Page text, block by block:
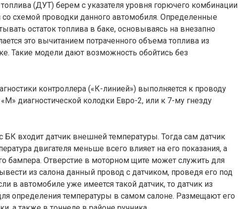
(ДУТ) берем с указателя уровня горючего комбинации
со схемой проводки данного автомобиля. Определенные
остаток топлива в баке, основываясь на внезапно
это вычитанием потраченного объема топлива из
Такие модели дают возможность обойтись без
контроллера («К-линией») выполняется к проводу
диагностической колодки Евро-2, или к 7-му гнезду
БК входит датчик внешней температуры. Тогда сам датчик
двигателя меньше всего влияет на его показания, а
бампера. Отверстие в моторном щите может служить для
из салона данный провод с датчиком, проведя его под
в автомобиле уже имеется такой датчик, то датчик из
определения температуры в самом салоне. Размещают его